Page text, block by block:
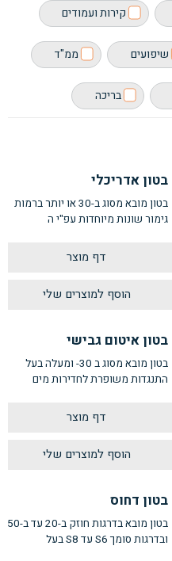
קירות ועמודים
שיפועים ממ"ד
בריכה
בטון אדריכלי
בטון מובא מסוג ב-30 או יותר ברמות
גימור שונות מיוחדות עפ"י ה
דף מוצר
בטון איטום גבישי
בטון מובא מסוג ב 30- ומעלה בעל
התנגדות משופרת לחדירות מים
דף מוצר
בטון דחוס
בטון מובא בדרגות חוזק ב-20 עד ב-50
ובדרגות סומך S6 עד S8 בעל